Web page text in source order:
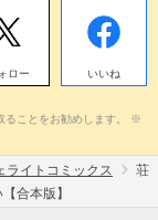
ロー いいね
ることをお勧めします。 ※
ライトコミックス
荘
合本版】